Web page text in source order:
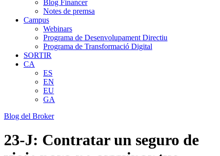
Blog Financer
Notes de premsa
Campus
Webinars
Programa de Desenvolupament Directiu
Programa de Transformació Digital
SORTIR
CA
ES
EN
EU
GA
Blog del Broker
23-J: Contratar un seguro de